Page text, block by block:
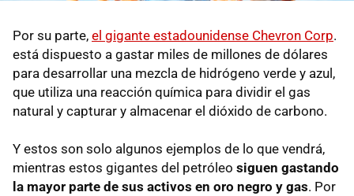
Por su parte, el gigante estadounidense Chevron Corp.
está dispuesto a gastar miles de millones de dólares
para desarrollar una mezcla de hidrógeno verde y azul,
que utiliza una reacción química para dividir el gas
natural y capturar y almacenar el dióxido de carbono.
Y estos son solo algunos ejemplos de lo que vendrá,
mientras estos gigantes del petróleo siguen gastando
la mayor parte de sus activos en oro negro y gas. Por